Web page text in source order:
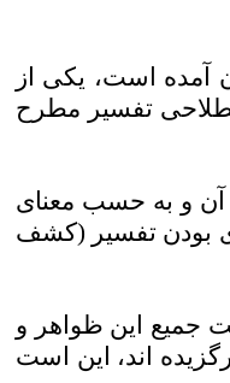
آمده است، یکی از
تفسیر مطرح
و به حسب معنای
بودن تفسیر (کشف
جمیع این ظواهر و
اند، این است